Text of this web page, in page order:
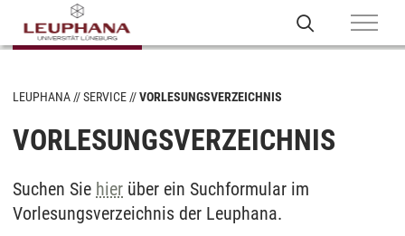
LEUPHANA SERVICE VORLESUNGSVERZEICHNIS
VORLESUNGSVERZEICHNIS
Suchen Sie hier über ein Suchformular im
Vorlesungsverzeichnis der Leuphana.